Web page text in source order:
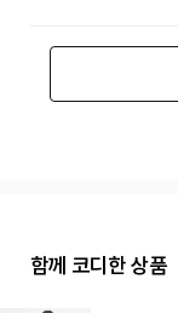
함께 코디한 상품